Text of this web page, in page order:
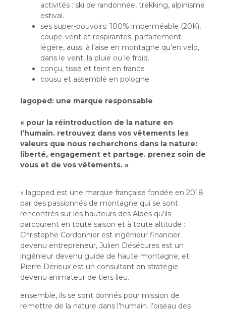
activités : ski de randonnée, trekking, alpinisme
estival.
ses super-pouvoirs: 100% imperméable (20K),
coupe-vent et respirantes. parfaitement
légère, aussi à l’aise en montagne qu’en vélo,
dans le vent, la pluie ou le froid.
conçu, tissé et teint en france
cousu et assemblé en pologne
lagoped: une marque responsable
« pour la réintroduction de la nature en
l’humain. retrouvez dans vos vêtements les
valeurs que nous recherchons dans la nature:
liberté, engagement et partage. prenez soin de
vous et de vos vêtements. »
« lagoped est une marque française fondée en 2018
par des passionnés de montagne qui se sont
rencontrés sur les hauteurs des Alpes qu’ils
parcourent en toute saison et à toute altitude :
Christophe Cordonnier est ingénieur financier
devenu entrepreneur, Julien Désécures est un
ingénieur devenu guide de haute montagne, et
Pierre Derieux est un consultant en stratégie
devenu animateur de tiers lieu.
ensemble, ils se sont donnés pour mission de
remettre de la nature dans l’humain. l’oiseau des